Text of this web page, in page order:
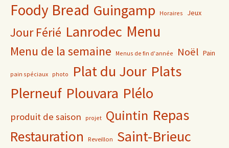
Foody Bread Guingamp Horaires Jeux
Jour Férié Lanrodec Menu
Menu de la semaine Menus de fin d'année Noël Pain
pain spéciaux photo Plat du Jour Plats
Plerneuf Plouvara Plélo
produit de saison projet Quintin Repas
Restauration Reveillon Saint-Brieuc